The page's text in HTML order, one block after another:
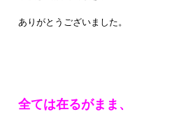
ありがとうございました。
全ては在るがまま、